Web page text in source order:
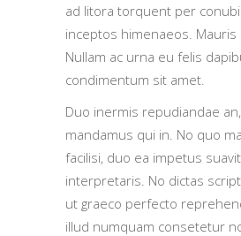
ad litora torquent per
inceptos himenaeos. Mauris
Nullam ac urna eu felis
condimentum sit amet.
Duo inermis repudiandae
mandamus qui in. No quo
facilisi, duo ea impetus
interpretaris. No dictas
ut graeco perfecto
illud numquam consetetur